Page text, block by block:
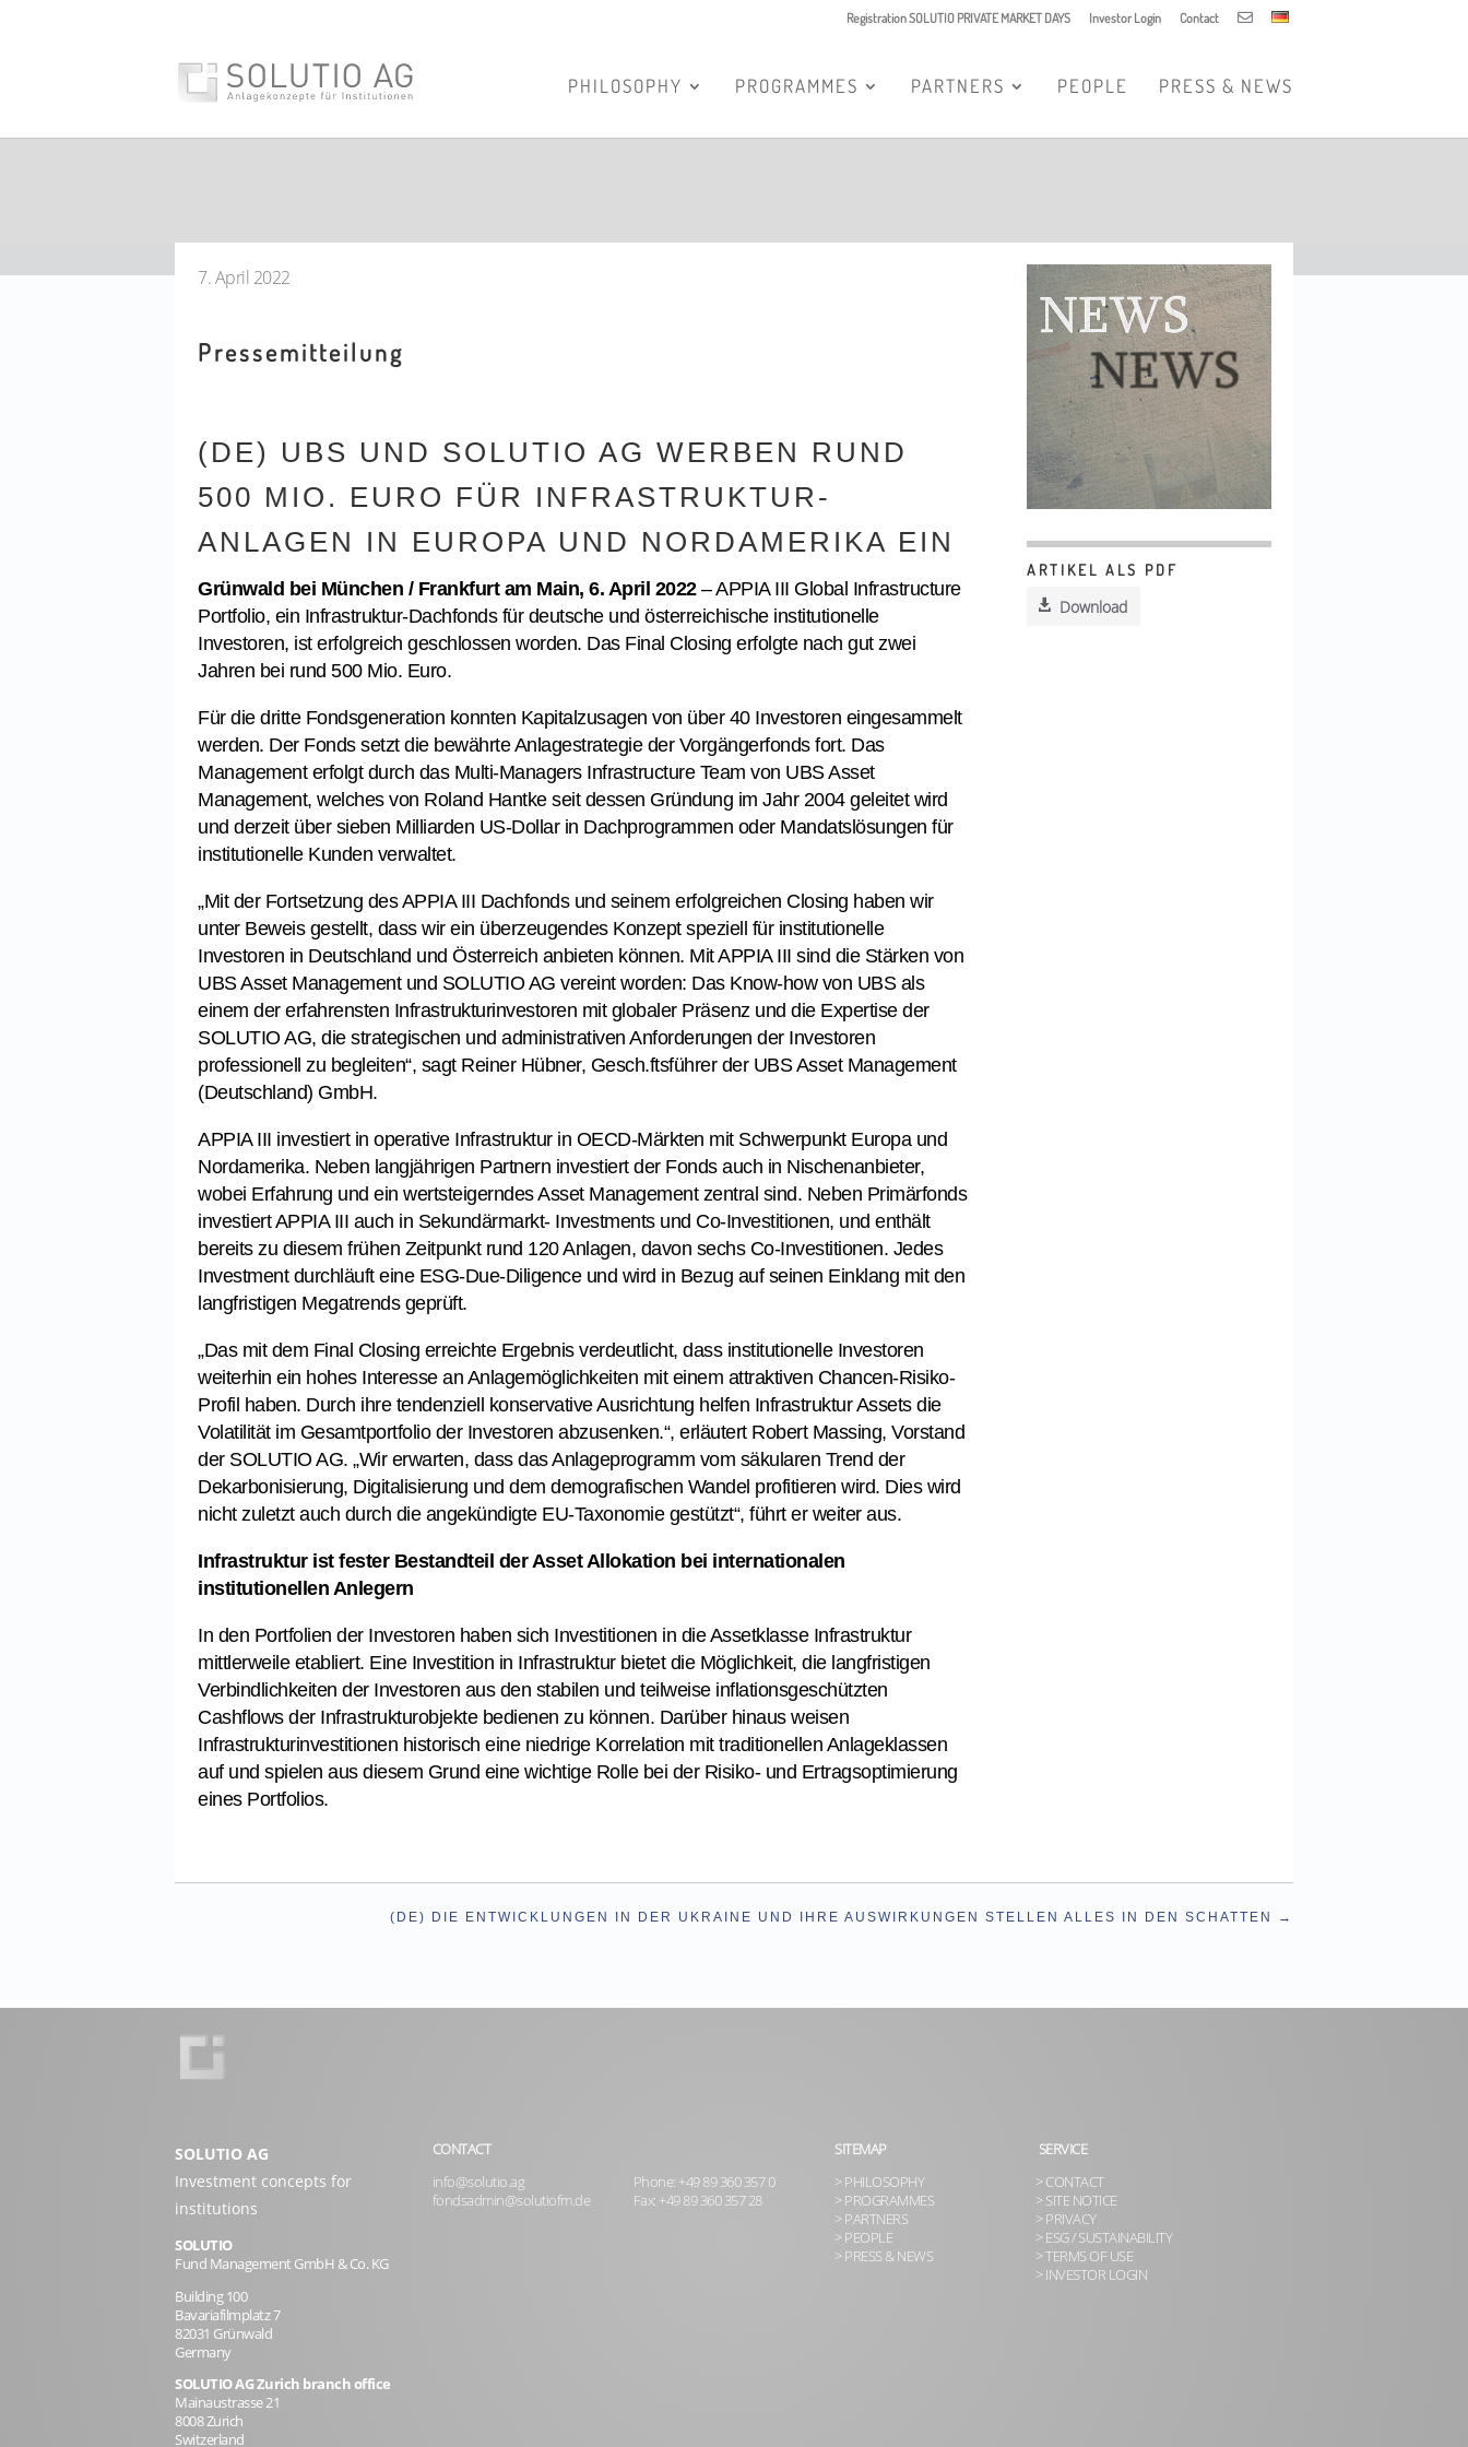
Registration SOLUTIO PRIVATE MARKET DAYS Investor Login Contact
PHILOSOPHY PROGRAMMES PARTNERS PEOPLE PRESS & NEWS
7. April 2022
Pressemitteilung
(DE) UBS UND SOLUTIO AG WERBEN RUND
500 MIO. EURO FÜR INFRASTRUKTUR-
ANLAGEN IN EUROPA UND NORDAMERIKA EIN
Grünwald bei München / Frankfurt am Main, 6. April 2022– APPIA III Global Infrastructure
Portfolio, ein Infrastruktur-Dachfonds für deutsche und österreichische institutionelle
Investoren, ist erfolgreich geschlossen worden. Das Final Closing erfolgte nach gut zwei
Jahren bei rund 500 Mio. Euro.
Für die dritte Fondsgeneration konnten Kapitalzusagen von über 40 Investoren eingesammelt
werden. Der Fonds setzt die bewährte Anlagestrategie der Vorgängerfonds fort. Das
Management erfolgt durch das Multi-Managers Infrastructure Team von UBS Asset
Management, welches von Roland Hantke seit dessen Gründung im Jahr 2004 geleitet wird
und derzeit über sieben Milliarden US-Dollar in Dachprogrammen oder Mandatslösungen für
institutionelle Kunden verwaltet.
„Mit der Fortsetzung des APPIA III Dachfonds und seinem erfolgreichen Closing haben wir
unter Beweis gestellt, dass wir ein überzeugendes Konzept speziell für institutionelle
Investoren in Deutschland und Österreich anbieten können. Mit APPIA III sind die Stärken von
UBS Asset Management und SOLUTIO AG vereint worden: Das Know-how von UBS als
einem der erfahrensten Infrastrukturinvestoren mit globaler Präsenz und die Expertise der
SOLUTIO AG, die strategischen und administrativen Anforderungen der Investoren
professionell zu begleiten“, sagt Reiner Hübner, Gesch.ftsführer der UBS Asset Management
(Deutschland) GmbH.
APPIA III investiert in operative Infrastruktur in OECD-Märkten mit Schwerpunkt Europa und
Nordamerika. Neben langjährigen Partnern investiert der Fonds auch in Nischenanbieter,
wobei Erfahrung und ein wertsteigerndes Asset Management zentral sind. Neben Primärfonds
investiert APPIA III auch in Sekundärmarkt- Investments und Co-Investitionen, und enthält
bereits zu diesem frühen Zeitpunkt rund 120 Anlagen, davon sechs Co-Investitionen. Jedes
Investment durchläuft eine ESG-Due-Diligence und wird in Bezug auf seinen Einklang mit den
langfristigen Megatrends geprüft.
„Das mit dem Final Closing erreichte Ergebnis verdeutlicht, dass institutionelle Investoren
weiterhin ein hohes Interesse an Anlagemöglichkeiten mit einem attraktiven Chancen-Risiko-
Profil haben. Durch ihre tendenziell konservative Ausrichtung helfen Infrastruktur Assets die
Volatilität im Gesamtportfolio der Investoren abzusenken.“, erläutert Robert Massing, Vorstand
der SOLUTIO AG. „Wir erwarten, dass das Anlageprogramm vom säkularen Trend der
Dekarbonisierung, Digitalisierung und dem demografischen Wandel profitieren wird. Dies wird
nicht zuletzt auch durch die angekündigte EU-Taxonomie gestützt“, führt er weiter aus.
Infrastruktur ist fester Bestandteil der Asset Allokation bei internationalen
institutionellen Anlegern
In den Portfolien der Investoren haben sich Investitionen in die Assetklasse Infrastruktur
mittlerweile etabliert. Eine Investition in Infrastruktur bietet die Möglichkeit, die langfristigen
Verbindlichkeiten der Investoren aus den stabilen und teilweise inflationsgeschützten
Cashflows der Infrastrukturobjekte bedienen zu können. Darüber hinaus weisen
Infrastrukturinvestitionen historisch eine niedrige Korrelation mit traditionellen Anlageklassen
auf und spielen aus diesem Grund eine wichtige Rolle bei der Risiko- und Ertragsoptimierung
eines Portfolios.
ARTIKEL ALS PDF
Download
(DE) DIE ENTWICKLUNGEN IN DER UKRAINE UND IHRE AUSWIRKUNGEN STELLEN ALLES IN DEN SCHATTEN
SOLUTIO AG
Investment concepts for
institutions
SOLUTIO
Fund Management GmbH & Co. KG
Building 100
Bavariafilmplatz 7
82031 Grünwald
Germany
SOLUTIO AG Zurich branch office
Mainaustrasse 21
8008 Zurich
Switzerland
CONTACT
info@solutio.ag
fondsadmin@solutiofm.de
Phone: +49 89 360 357 0
Fax: +49 89 360 357 28
SITEMAP
> PHILOSOPHY
> PROGRAMMES
> PARTNERS
> PEOPLE
> PRESS & NEWS
SERVICE
> CONTACT
> SITE NOTICE
> PRIVACY
> ESG / SUSTAINABILITY
> TERMS OF USE
> INVESTOR LOGIN